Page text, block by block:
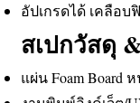
อัปเกรดได้ เคลือ
สเปกวัสดุ
แผ่น Foam Board